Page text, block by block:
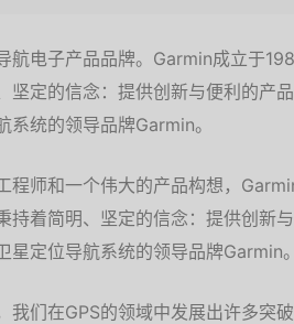
航电子产品品牌。Garmin成立于
坚定的信念：提供创新与便利的产
系统的领导品牌Garmin。
程师和一个伟大的产品构想，
持着简明、坚定的信念：提供创新
星定位导航系统的领导品牌Garmin
我们在GPS的领域中发展出许多突